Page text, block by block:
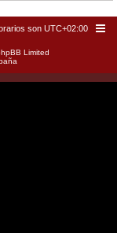
son UTC+02:00
Limited